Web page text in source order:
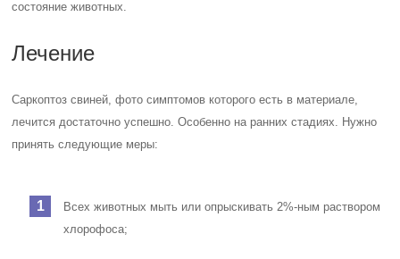
состояние животных.
Лечение
Саркоптоз свиней, фото симптомов которого есть в материале,
лечится достаточно успешно. Особенно на ранних стадиях. Нужно
принять следующие меры:
Всех животных мыть или опрыскивать 2%-ным раствором
хлорофоса;